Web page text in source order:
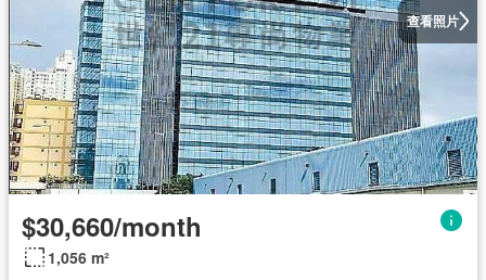
查看照片
$30,660/month
1,056 m²